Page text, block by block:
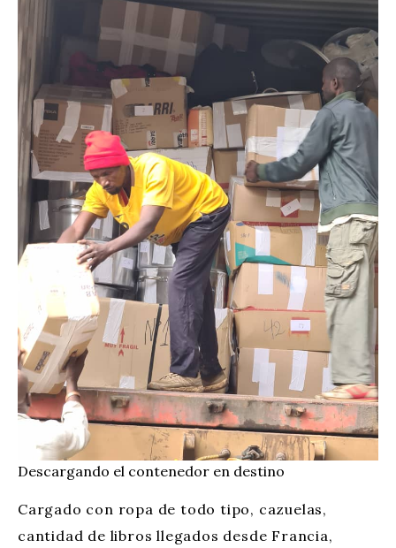
Descargando el contenedor en destino
Cargado con ropa de todo tipo, cazuelas,
cantidad de libros llegados desde Francia,